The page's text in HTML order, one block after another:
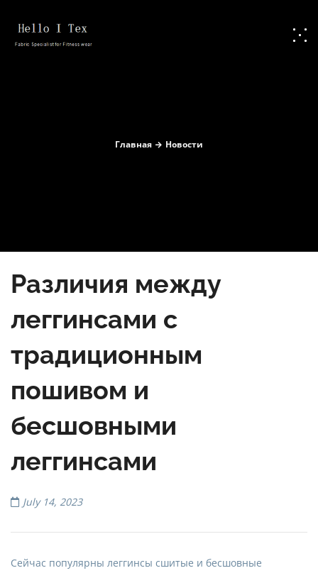
Главная Новости
Различия между
леггинсами с
традиционным
пошивом и
бесшовными
леггинсами
July 14, 2023
Сейчас популярны леггинсы сшитые и бесшовные